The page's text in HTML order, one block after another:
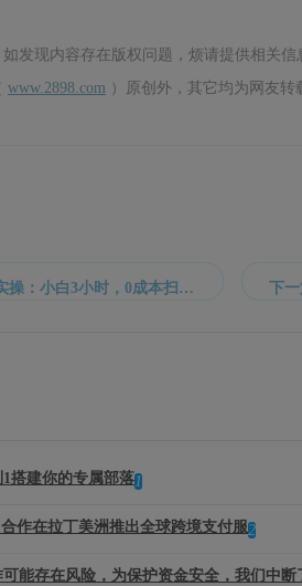
如发现内容存在版权问题，烦请提供相关
www.2898.com ）原创外，其它均为网友
上一篇：社群实操：小白3小时，0成本扫码1万人的全过程
1
搭建你的专属部落
2
作在拉丁美洲推出全球跨境支付服
能存在风险，为保护资金安全，我们中断